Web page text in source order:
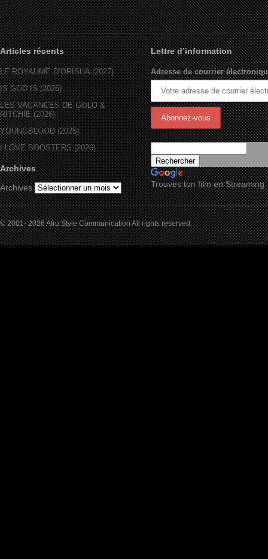
Articles récents
LE ROYAUME D’ORÏSHA (2027)
IS GOD IS (2026)
LES VACANCES DE GOLO &
RITCHIE (2026)
YOUNGBLOOD (2025)
I LOVE BOOSTERS (2026)
Archives
Archives
Lettre d’information
Adresse de courrier
Trouves ton film en Streaming
© 2001- 2026 Afro Style Communication All rights reserved.